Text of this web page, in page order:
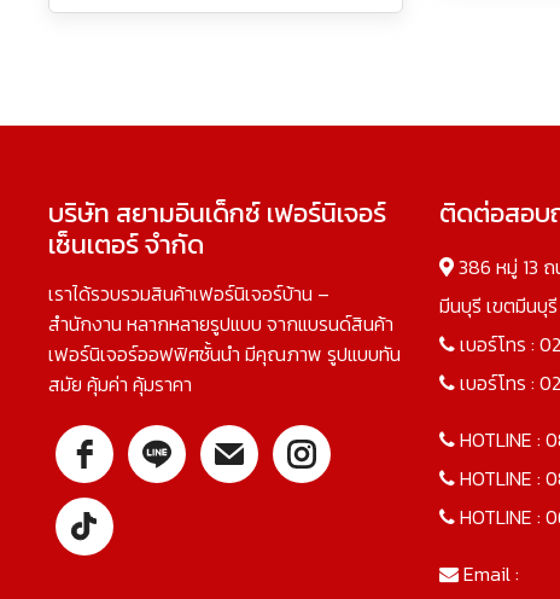
บริษัท สยามอินเด็กซ์ เฟอร์นิเจอร์
เซ็นเตอร์ จำกัด
เราได้รวบรวมสินค้าเฟอร์นิเจอร์บ้าน –
สำนักงาน หลากหลายรูปแบบ จากแบรนด์สินค้า
เฟอร์นิเจอร์ออฟฟิศชั้นนำ มีคุณภาพ รูปแบบทัน
สมัย คุ้มค่า คุ้มราคา
ติดต่อสอบ
386 หมู่ 13
มีนบุรี เขตมีนบุ
เบอร์โทร :
เบอร์โทร :
HOTLINE :
HOTLINE :
HOTLINE :
Email :